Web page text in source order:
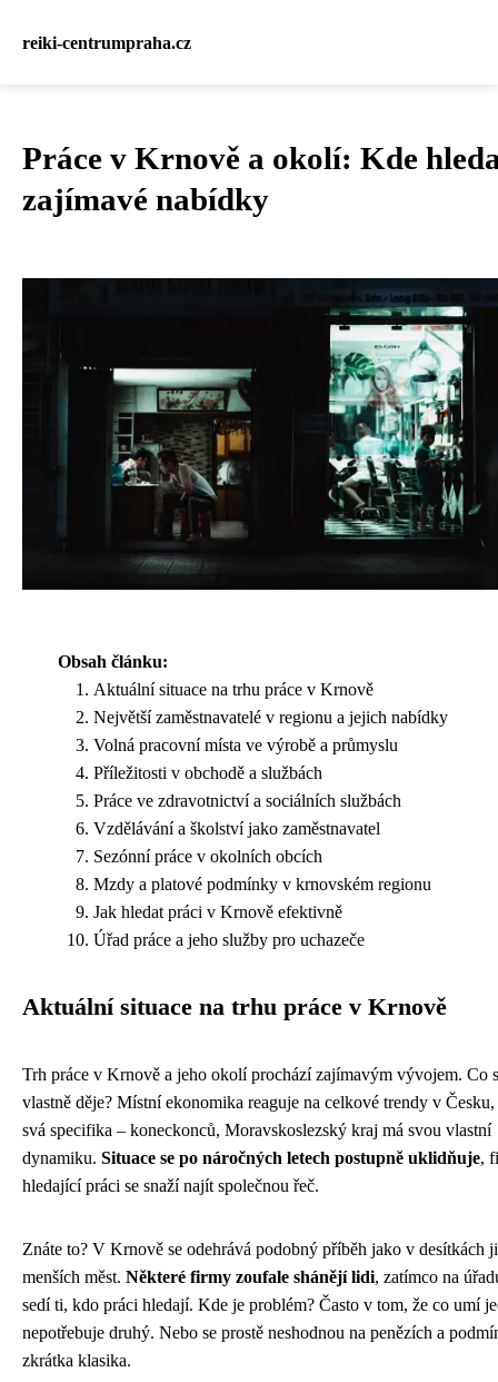
reiki-centrumpraha.cz
Práce v Krnově a okolí: Kde
zajímavé nabídky
Obsah článku:
Aktuální situace na trhu práce v Krnově
Největší zaměstnavatelé v regionu a jejich nabídky
Volná pracovní místa ve výrobě a průmyslu
Příležitosti v obchodě a službách
Práce ve zdravotnictví a sociálních službách
Vzdělávání a školství jako zaměstnavatel
Sezónní práce v okolních obcích
Mzdy a platové podmínky v krnovském regionu
Jak hledat práci v Krnově efektivně
Úřad práce a jeho služby pro uchazeče
Aktuální situace na trhu práce v Krnově
Trh práce v Krnově a jeho okolí prochází zajímavým vývojem. Co
vlastně děje? Místní ekonomika reaguje na celkové trendy v Česku,
svá specifika – koneckonců, Moravskoslezský kraj má svou vlastní
dynamiku. Situace se po náročných letech postupně uklidňuje,
hledající práci se snaží najít společnou řeč.
Znáte to? V Krnově se odehrává podobný příběh jako v desítkách
menších měst. Některé firmy zoufale shánějí lidi, zatímco na
sedí ti, kdo práci hledají. Kde je problém? Často v tom, že co umí
nepotřebuje druhý. Nebo se prostě neshodnou na penězích a
zkrátka klasika.